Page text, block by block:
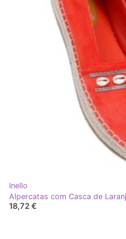
Inello
Alpercatas com Casca de
18,72 €